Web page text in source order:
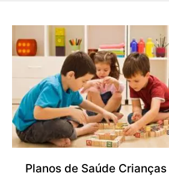
Planos de Saúde Crianças